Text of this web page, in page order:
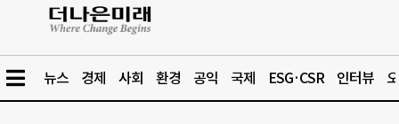
뉴스 경제 사회 환경 공익 국제 ESG·CSR 인터뷰